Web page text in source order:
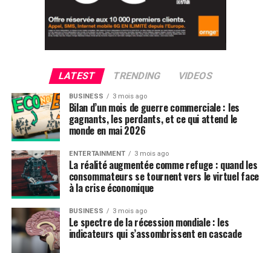
LATEST TRENDING VIDEOS
BUSINESS 3 mois ago
Bilan d’un mois de guerre commerciale : les
gagnants, les perdants, et ce qui attend le
monde en mai 2026
ENTERTAINMENT 3 mois ago
La réalité augmentée comme refuge : quand les
consommateurs se tournent vers le virtuel face
à la crise économique
BUSINESS 3 mois ago
Le spectre de la récession mondiale : les
indicateurs qui s’assombrissent en cascade